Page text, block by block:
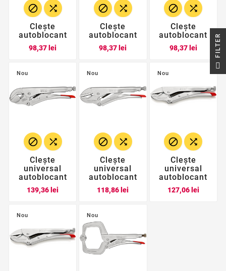
 
Clește
autoblocant
98,37 lei
 
Clește
autoblocant
98,37 lei
 
Clește
autoblocant
98,37 leiPret
Nou
 
Clește
universal
autoblocant
139,36 lei
Nou
 
Clește
universal
autoblocant
118,86 lei
Nou
 
Clește
universal
autoblocant
127,06 leiPret
Nou Nou
R